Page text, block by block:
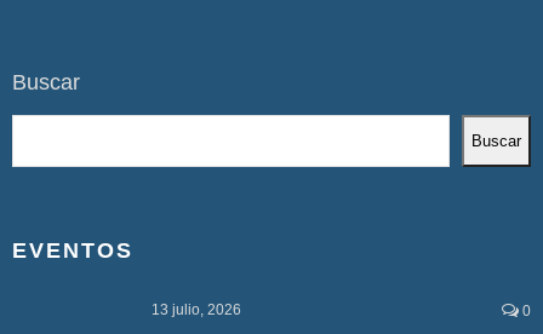
Buscar
Buscar
EVENTOS
13 julio, 2026 0